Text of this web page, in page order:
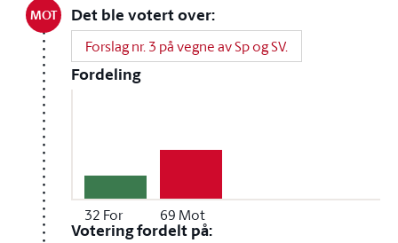
MOT Det ble votert over:
Forslag nr. 3 på vegne av Sp og SV.
Fordeling
32 For 69 Mot
Votering fordelt på: